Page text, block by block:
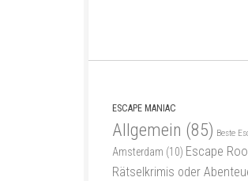
ESCAPE MANIAC
Allgemein (85) Beste
Amsterdam (10) Escape
Rätselkrimis oder